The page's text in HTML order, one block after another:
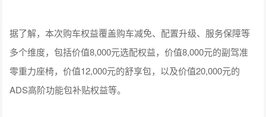
据了解，本次购车权益覆盖购车减免、配置升级、服务保障等
多个维度，包括价值8,000元选配权益，价值8,000元的副驾准
零重力座椅，价值12,000元的舒享包，以及价值20,000元的
ADS高阶功能包补贴权益等。